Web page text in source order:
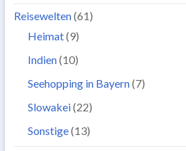
Reisewelten(61)
Heimat(9)
Indien(10)
Seehopping in Bayern(7)
Slowakei(22)
Sonstige(13)